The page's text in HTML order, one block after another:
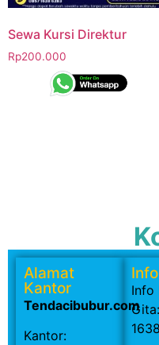
Sewa Kursi Direktur
Rp200.000
Alamat
Kantor
Tendacibubur.com
Kantor:
Info